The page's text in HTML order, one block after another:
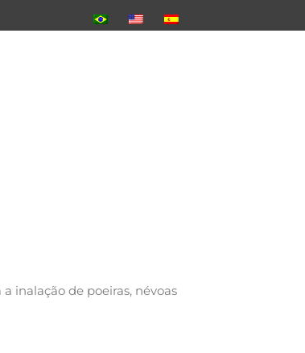
inalação de poeiras, névoas